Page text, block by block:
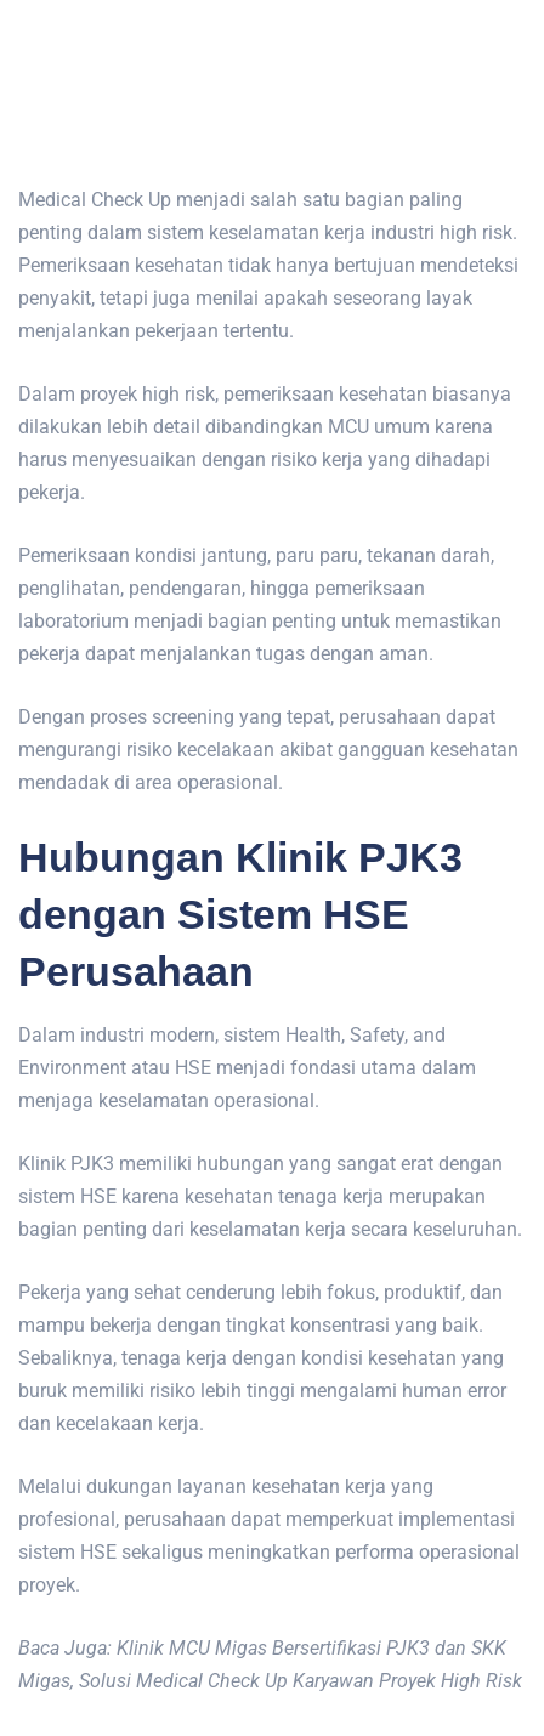
Medical Check Up menjadi salah satu bagian paling
penting dalam sistem keselamatan kerja industri high risk.
Pemeriksaan kesehatan tidak hanya bertujuan mendeteksi
penyakit, tetapi juga menilai apakah seseorang layak
menjalankan pekerjaan tertentu.
Dalam proyek high risk, pemeriksaan kesehatan biasanya
dilakukan lebih detail dibandingkan MCU umum karena
harus menyesuaikan dengan risiko kerja yang dihadapi
pekerja.
Pemeriksaan kondisi jantung, paru paru, tekanan darah,
penglihatan, pendengaran, hingga pemeriksaan
laboratorium menjadi bagian penting untuk memastikan
pekerja dapat menjalankan tugas dengan aman.
Dengan proses screening yang tepat, perusahaan dapat
mengurangi risiko kecelakaan akibat gangguan kesehatan
mendadak di area operasional.
Hubungan Klinik PJK3
dengan Sistem HSE
Perusahaan
Dalam industri modern, sistem Health, Safety, and
Environment atau HSE menjadi fondasi utama dalam
menjaga keselamatan operasional.
Klinik PJK3 memiliki hubungan yang sangat erat dengan
sistem HSE karena kesehatan tenaga kerja merupakan
bagian penting dari keselamatan kerja secara keseluruhan.
Pekerja yang sehat cenderung lebih fokus, produktif, dan
mampu bekerja dengan tingkat konsentrasi yang baik.
Sebaliknya, tenaga kerja dengan kondisi kesehatan yang
buruk memiliki risiko lebih tinggi mengalami human error
dan kecelakaan kerja.
Melalui dukungan layanan kesehatan kerja yang
profesional, perusahaan dapat memperkuat implementasi
sistem HSE sekaligus meningkatkan performa operasional
proyek.
Baca Juga: Klinik MCU Migas Bersertifikasi PJK3 dan SKK
Migas, Solusi Medical Check Up Karyawan Proyek High Risk